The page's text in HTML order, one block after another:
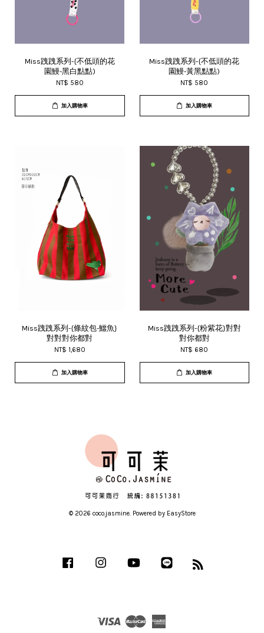
Miss跩跩系列-{不低頭的花
園鰻-黑白點點)
NT$ 580
加入購物車
Miss跩跩系列-{不低頭的花
園鰻-黃黑點點)
NT$ 580
加入購物車
Miss跩跩系列-{條紋包-鱷魚}
對對對你都對
NT$ 1,680
加入購物車
Miss跩跩系列-{粉紫花}對對
對你都對
NT$ 680
加入購物車
© 2026 coco.jasmine. Powered by EasyStore
Facebook Instagram YouTube
Visa Master